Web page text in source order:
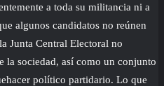
a toda su militancia ni a
algunos candidatos no reúnen
Junta Central Electoral no
la sociedad, así como un conjunto
político partidario. Lo que